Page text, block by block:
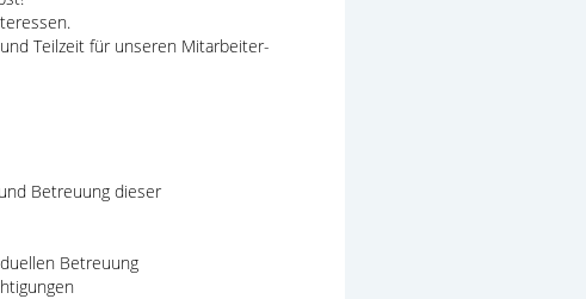
Teilzeit für unseren Mitarbeiter-
Betreuung dieser
Betreuung